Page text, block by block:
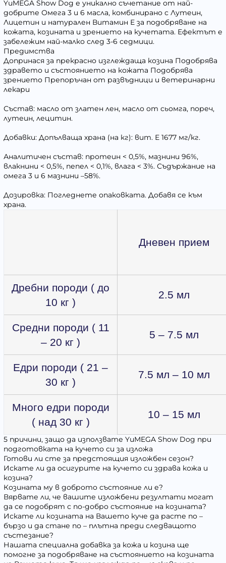
YuMEGA Show Dog е уникално съчетание от най-
добрите Омега 3 и 6 масла, комбинирано с Лутеин,
Лицетин и натурален Витамин Е за подобряване на
кожата, козината и зрението на кучетата. Ефектът е
забележим най-малко след 3-6 седмици.
Предимства
Допринася за прекрасно изглеждаща козина Подобрява
здравето и състоянието на кожата Подобрява
зрението Препоръчан от развъдници и ветеринарни
лекари
Състав: масло от златен лен, масло от сьомга, пореч,
лутеин, лецитин.
Добавки: Допълваща храна (на кг): вит. Е 1677 мг/кг.
Аналитичен състав: протеин < 0,5%, мазнини 96%,
влакнини < 0,5%, пепел < 0,1%, влага < 3%. Съдържание на
омега 3 и 6 мазнини –58%.
Дозировка: Погледнете опаковката. Добавя се към
храна.
Дневен прием
Дребни породи ( до
10 кг )
2.5 мл
Средни породи ( 11
– 20 кг )
5 – 7.5 мл
Едри породи ( 21 –
30 кг )
7.5 мл – 10 мл
Много едри породи
( над 30 кг )
10 – 15 мл
5 причини, защо да използвате YuMEGA Show Dog при
подготовката на кучето си за изложа
Готови ли сте за предстоящия изложбен сезон?
Искате ли да осигурите на кучето си здрава кожа и
козина?
Козината му в доброто състояние ли е?
Вярвате ли, че вашите изложбени резултати могат
да се подобрят с по-добро състояние на козината?
Искате ли козината на Вашето куче да расте по –
бързо и да стане по – плътна преди следващото
състезание?
Нашата специална добавка за кожа и козина ще
помогне за подобряване на състоянието на козината